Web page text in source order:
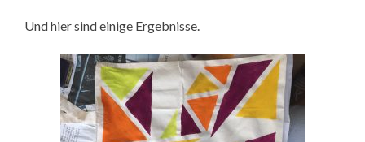
Und hier sind einige Ergebnisse.